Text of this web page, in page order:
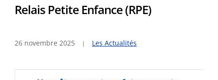
Relais Petite Enfance (RPE)
26 novembre 2025 Les Actualités